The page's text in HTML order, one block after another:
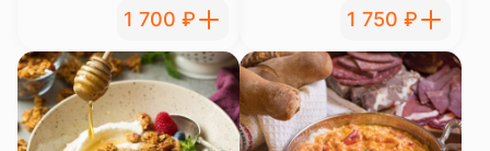
1 700 ₽ 1 750 ₽